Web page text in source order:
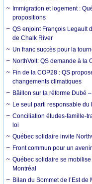
Immigration et logement :
propositions
QS enjoint François Legault
de Chalk River
Un franc succès pour la
NorthVolt: QS demande à la
Fin de la COP28 : QS
changements climatiques
Bâillon sur la réforme Dubé
Le seul parti responsable du
Conciliation études-famille-
loi
Québec solidaire invite
Front commun pour un
Québec solidaire se
Montréal
Bilan du Sommet de l’Est